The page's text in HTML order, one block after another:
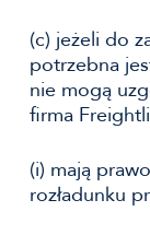
(c) jeżeli do
potrzebna
nie mogą
firma
(i) mają
rozładunku